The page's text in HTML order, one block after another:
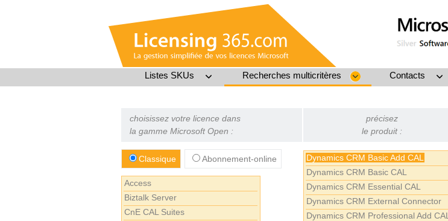
Listes SKUs Recherches multicritères Contacts
choisissez votre licence dans
la gamme Microsoft Open :
Classique Abonnement-online
Access
Biztalk Server
CnE CAL Suites
précisez
le produit :
Dynamics CRM Basic Add CAL
Dynamics CRM Basic CAL
Dynamics CRM Essential CAL
Dynamics CRM External Connector
Dynamics CRM Professional Add CAL